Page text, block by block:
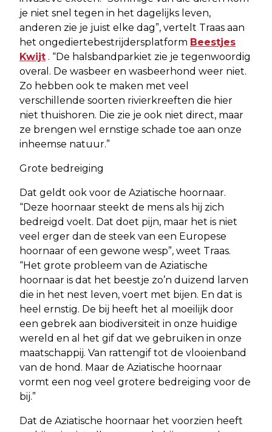
je niet snel tegen in het dagelijks leven,
anderen zie je juist elke dag”, vertelt Traas aan
het ongediertebestrijdersplatform Beestjes
Kwijt . “De halsbandparkiet zie je tegenwoordig
overal. De wasbeer en wasbeerhond weer niet.
Zo hebben ook te maken met veel
verschillende soorten rivierkreeften die hier
niet thuishoren. Die zie je ook niet direct, maar
ze brengen wel ernstige schade toe aan onze
inheemse natuur.”
Grote bedreiging
Dat geldt ook voor de Aziatische hoornaar.
“Deze hoornaar steekt de mens als hij zich
bedreigd voelt. Dat doet pijn, maar het is niet
veel erger dan de steek van een Europese
hoornaar of een gewone wesp”, weet Traas.
“Het grote probleem van de Aziatische
hoornaar is dat het beestje zo’n duizend larven
die in het nest leven, voert met bijen. En dat is
heel ernstig. De bij heeft het al moeilijk door
een gebrek aan biodiversiteit in onze huidige
wereld en al het gif dat we gebruiken in onze
maatschappij. Van rattengif tot de vlooienband
van de hond. Maar de Aziatische hoornaar
vormt een nog veel grotere bedreiging voor de
bij.”
Dat de Aziatische hoornaar het voorzien heeft